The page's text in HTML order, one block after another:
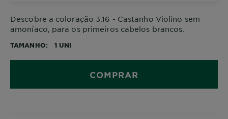
Descobre a coloração 3.16 - Castanho Violino sem
amoníaco, para os primeiros cabelos brancos.
TAMANHO 1 UNI
COMPRAR